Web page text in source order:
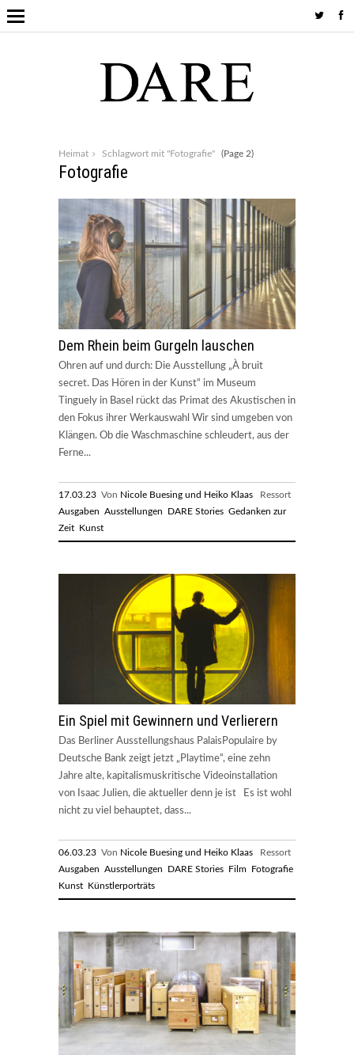
Heimat Schlagwort mit "Fotografie" (Page 2)
Fotografie
Dem Rhein beim Gurgeln lauschen
Ohren auf und durch: Die Ausstellung „À bruit
secret. Das Hören in der Kunst“ im Museum
Tinguely in Basel rückt das Primat des Akustischen in
den Fokus ihrer Werkauswahl Wir sind umgeben von
Klängen. Ob die Waschmaschine schleudert, aus der
Ferne...
17.03.23 Von Nicole Buesing und Heiko Klaas Ressort
Ausgaben Ausstellungen DARE Stories Gedanken zur
Zeit Kunst
Ein Spiel mit Gewinnern und Verlierern
Das Berliner Ausstellungshaus PalaisPopulaire by
Deutsche Bank zeigt jetzt „Playtime“, eine zehn
Jahre alte, kapitalismuskritische Videoinstallation
von Isaac Julien, die aktueller denn je ist Es ist wohl
nicht zu viel behauptet, dass...
06.03.23 Von Nicole Buesing und Heiko Klaas Ressort
Ausgaben Ausstellungen DARE Stories Film Fotografie
Kunst Künstlerporträts